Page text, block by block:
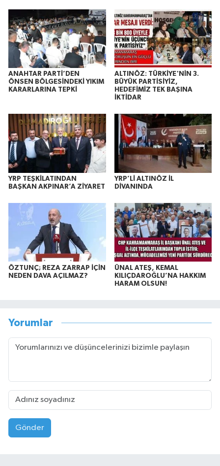
ANAHTAR PARTİ’DEN
ÖNSEN BÖLGESİNDEKİ YIKIM
KARARLARINA TEPKİ
ALTINÖZ: TÜRKİYE'NİN 3.
BÜYÜK PARTİSİYİZ,
HEDEFİMİZ TEK BAŞINA
İKTİDAR
YRP TEŞKİLATINDAN
BAŞKAN AKPINAR’A ZİYARET
YRP’Lİ ALTINÖZ İL
DİVANINDA
ÖZTUNÇ; REZA ZARRAP İÇİN
NEDEN DAVA AÇILMAZ?
ÜNAL ATEŞ, KEMAL
KILIÇDAROĞLU’NA HAKKIM
HARAM OLSUN!
Yorumlar
Gönder